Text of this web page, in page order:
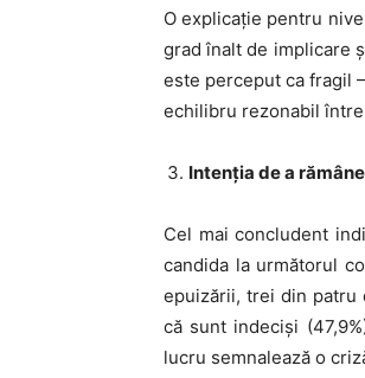
O explicație pentru
grad înalt de implicare
este perceput ca fragil
echilibru rezonabil între
Intenția de a
Cel mai concludent
candida la următorul
epuizării, trei din patru
că sunt indeciși
lucru semnalează o